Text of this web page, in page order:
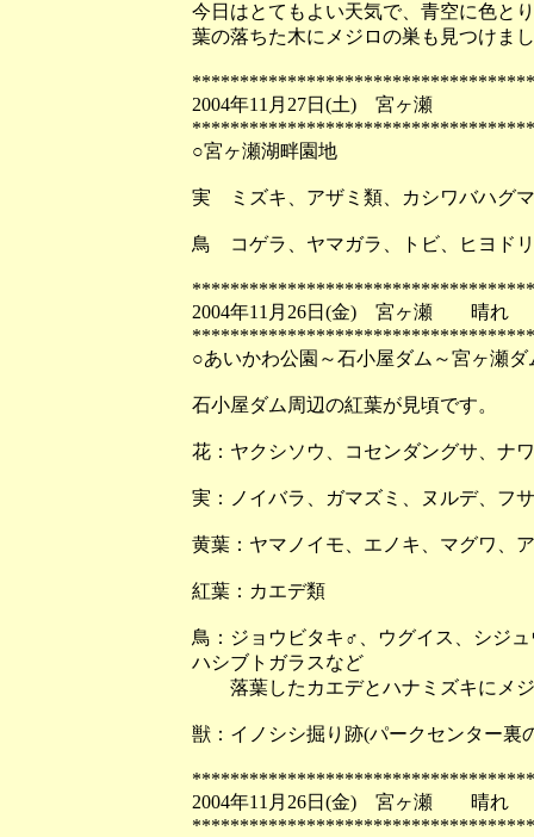
今日はとてもよい天気で、青空に色と
葉の落ちた木にメジロの巣も見つけま
2004年11月27日(土) 宮ヶ瀬
○宮ヶ瀬湖畔園地
実 ミズキ、アザミ類、カシワバハグ
鳥 コゲラ、ヤマガラ、トビ、ヒヨドリ
2004年11月26日(金) 宮ヶ瀬 晴れ
○あいかわ公園～石小屋ダム～宮ヶ瀬ダ
石小屋ダム周辺の紅葉が見頃です。
花：ヤクシソウ、コセンダングサ、ナ
実：ノイバラ、ガマズミ、ヌルデ、フ
黄葉：ヤマノイモ、エノキ、マグワ、
紅葉：カエデ類
鳥：ジョウビタキ♂、ウグイス、シジ
ハシブトガラスなど
落葉したカエデとハナミズキにメジ
獣：イノシシ掘り跡(パークセンター裏
2004年11月26日(金) 宮ヶ瀬 晴れ